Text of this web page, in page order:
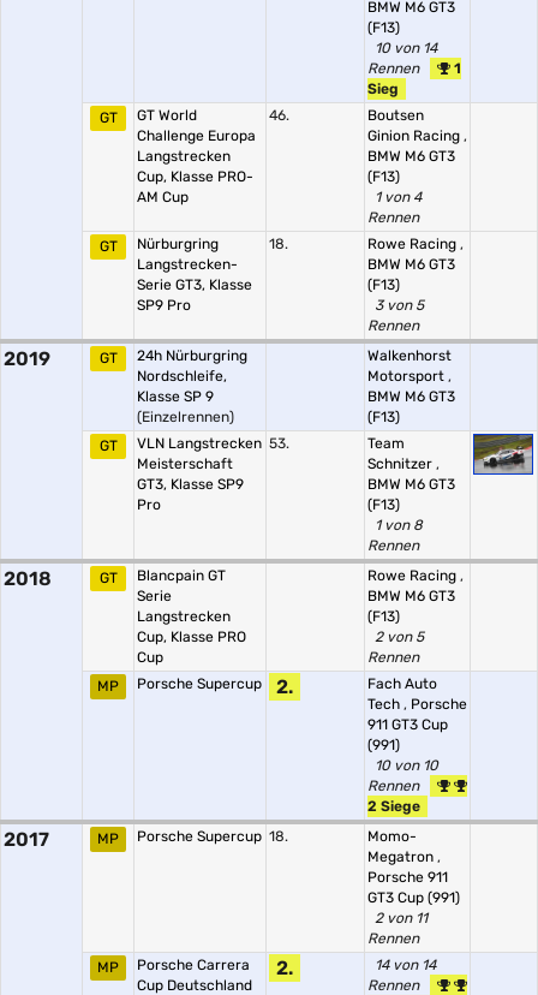
BMW M6 GT3
(F13)
10 von 14
Rennen
1
Sieg
GT
GT World
Challenge Europa
Langstrecken
Cup, Klasse PRO-
AM Cup
46.
Boutsen
Ginion Racing ,
BMW M6 GT3
(F13)
1 von 4
Rennen
GT
Nürburgring
Langstrecken-
Serie GT3, Klasse
SP9 Pro
18. Rowe Racing ,
BMW M6 GT3
(F13)
3 von 5
Rennen
2019 GT
24h Nürburgring
Nordschleife,
Klasse SP 9
(Einzelrennen)
Walkenhorst
Motorsport ,
BMW M6 GT3
(F13)
GT
VLN Langstrecken
Meisterschaft
GT3, Klasse SP9
Pro
53.
Team
Schnitzer ,
BMW M6 GT3
(F13)
1 von 8
Rennen
2018 GT
Blancpain GT
Serie
Langstrecken
Cup, Klasse PRO
Cup
Rowe Racing ,
BMW M6 GT3
(F13)
2 von 5
Rennen
MP
Porsche Supercup 2.
Fach Auto
Tech , Porsche
911 GT3 Cup
(991)
10 von 10
Rennen
2 Siege
2017 MP Porsche Supercup 18.
Momo-
Megatron ,
Porsche 911
GT3 Cup (991)
2 von 11
Rennen
MP
Porsche Carrera
Cup Deutschland
2.
14 von 14
Rennen